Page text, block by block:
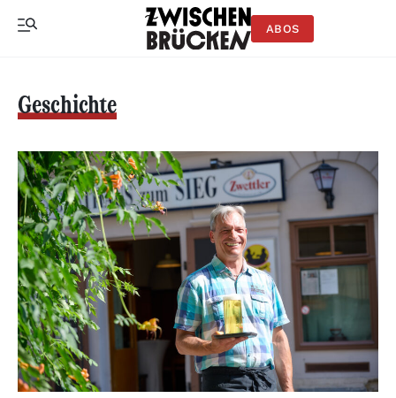
ABOS
Geschichte